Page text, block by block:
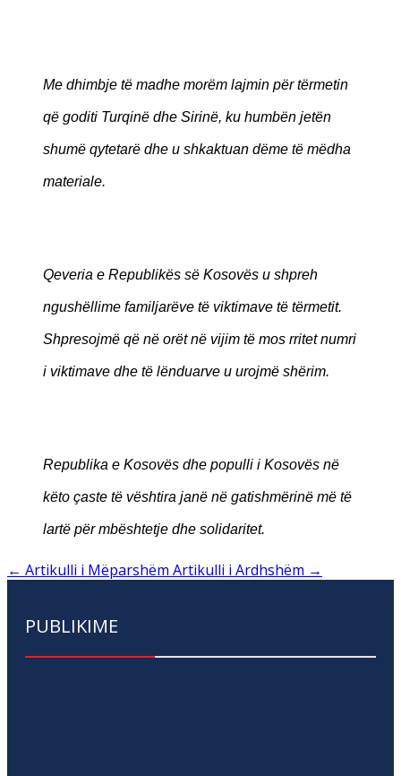
Me dhimbje të madhe morëm lajmin për tërmetin
që goditi Turqinë dhe Sirinë, ku humbën jetën
shumë qytetarë dhe u shkaktuan dëme të mëdha
materiale.
Qeveria e Republikës së Kosovës u shpreh
ngushëllime familjarëve të viktimave të tërmetit.
Shpresojmë që në orët në vijim të mos rritet numri
i viktimave dhe të lënduarve u urojmë shërim.
Republika e Kosovës dhe populli i Kosovës në
këto çaste të vështira janë në gatishmërinë më të
lartë për mbështetje dhe solidaritet.
← Artikulli i Mëparshëm Artikulli i Ardhshëm →
PUBLIKIME